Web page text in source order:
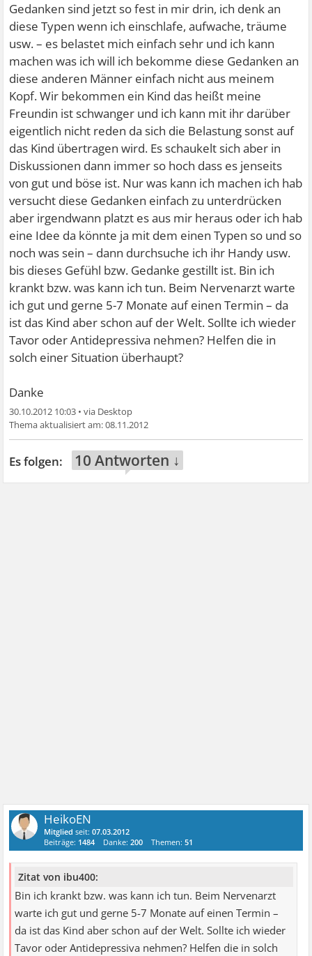
Gedanken sind jetzt so fest in mir drin, ich denk an
diese Typen wenn ich einschlafe, aufwache, träume
usw. – es belastet mich einfach sehr und ich kann
machen was ich will ich bekomme diese Gedanken an
diese anderen Männer einfach nicht aus meinem
Kopf. Wir bekommen ein Kind das heißt meine
Freundin ist schwanger und ich kann mit ihr darüber
eigentlich nicht reden da sich die Belastung sonst auf
das Kind übertragen wird. Es schaukelt sich aber in
Diskussionen dann immer so hoch dass es jenseits
von gut und böse ist. Nur was kann ich machen ich hab
versucht diese Gedanken einfach zu unterdrücken
aber irgendwann platzt es aus mir heraus oder ich hab
eine Idee da könnte ja mit dem einen Typen so und so
noch was sein – dann durchsuche ich ihr Handy usw.
bis dieses Gefühl bzw. Gedanke gestillt ist. Bin ich
krankt bzw. was kann ich tun. Beim Nervenarzt warte
ich gut und gerne 5-7 Monate auf einen Termin – da
ist das Kind aber schon auf der Welt. Sollte ich wieder
Tavor oder Antidepressiva nehmen? Helfen die in
solch einer Situation überhaupt?
Danke
30.10.2012 10:03 •
08.11.2012
10 Antworten ↓
HeikoEN
Mitglied seit:07.03.2012
Beiträge: 1484 Danke:200 Themen:51
Zitat von ibu400:
Bin ich krankt bzw. was kann ich tun. Beim Nervenarzt
warte ich gut und gerne 5-7 Monate auf einen Termin –
da ist das Kind aber schon auf der Welt. Sollte ich wieder
Tavor oder Antidepressiva nehmen? Helfen die in solch